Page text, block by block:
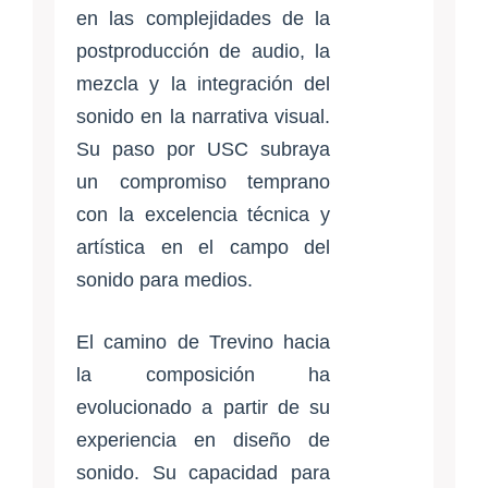
en las complejidades de la
postproducción de audio, la
mezcla y la integración del
sonido en la narrativa visual.
Su paso por USC subraya
un compromiso temprano
con la excelencia técnica y
artística en el campo del
sonido para medios.
El camino de Trevino hacia
la composición ha
evolucionado a partir de su
experiencia en diseño de
sonido. Su capacidad para